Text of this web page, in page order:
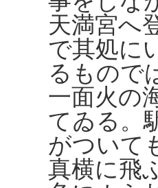
天満宮へ
で其処に
るもので
一面火の
てゐる。
がついて
真横に飛